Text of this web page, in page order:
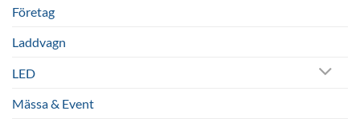
Företag
Laddvagn
LED
Mässa & Event